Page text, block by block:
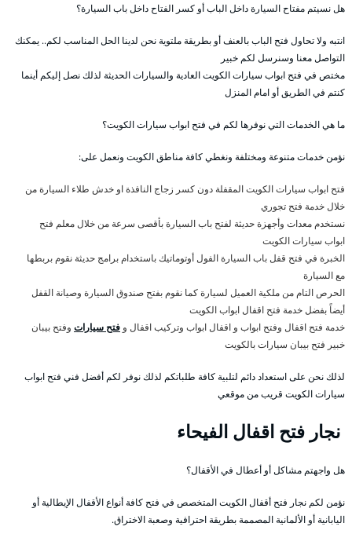
هل نسيتم مفتاح السيارة داخل الباب أو كسر الفتاح داخل باب السيارة؟
انتبه ولا تحاول فتح الباب بالعنف أو بطريقة ملتوية نحن لدينا الحل المناسب لكم.. يمكنك
التواصل معنا وسنرسل لكم خبير
مختص في فتح ابواب سيارات الكويت العادية والسيارات الحديثة لذلك نصل إليكم أينما
كنتم في الطريق أو امام المنزل
ما هي الخدمات التي نوفرها لكم في فتح ابواب سيارات الكويت؟
نؤمن خدمات متنوعة ومختلفة ونغطي كافة مناطق الكويت ونعمل على:
فتح ابواب سيارات الكويت المقفلة دون كسر زجاج النافذة او خدش طلاء السيارة من
خلال خدمة فتح تجوري
نستخدم معدات وأجهزة حديثة لفتح باب السيارة بأقصى سرعة من خلال معلم فتح
ابواب سيارات الكويت
الخبرة في فتح قفل باب السيارة الفول أوتوماتيك باستخدام برامج حديثة نقوم بربطها
مع السيارة
الحرص التام من ملكية العميل لسيارة كما نقوم بفتح صندوق السيارة وصيانة القفل
أيضاً بفضل خدمة فتح اقفال ابواب الكويت
خدمة فتح اقفال وفتح ابواب و اقفال ابواب وتركيب اقفال و فتح سيارات وفتح بيبان
خبير فتح بيبان سيارات بالكويت
لذلك نحن على استعداد دائم لتلبية كافة طلباتكم لذلك نوفر لكم أفضل فني فتح ابواب
سيارات الكويت قريب من موقعي
نجار فتح اقفال الفيحاء
هل واجهتم مشاكل أو أعطال في الأقفال؟
نؤمن لكم نجار فتح أقفال الكويت المتخصص في فتح كافة أنواع الأقفال الإيطالية أو
اليابانية أو الألمانية المصممة بطريقة احترافية وصعبة الاختراق.